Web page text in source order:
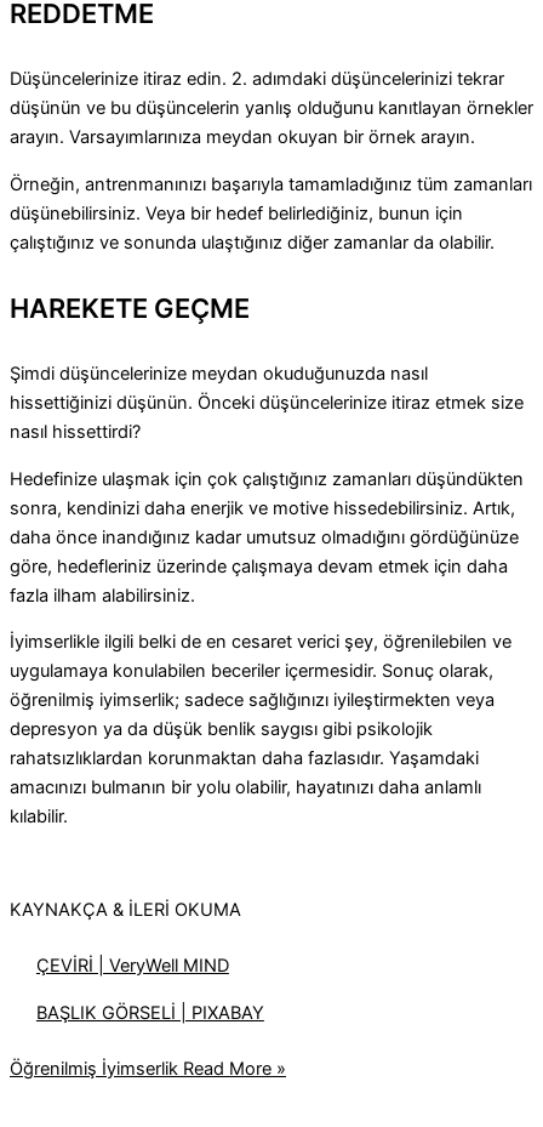
REDDETME
Düşüncelerinize itiraz edin. 2. adımdaki düşüncelerinizi tekrar
düşünün ve bu düşüncelerin yanlış olduğunu kanıtlayan örnekler
arayın. Varsayımlarınıza meydan okuyan bir örnek arayın.
Örneğin, antrenmanınızı başarıyla tamamladığınız tüm zamanları
düşünebilirsiniz. Veya bir hedef belirlediğiniz, bunun için
çalıştığınız ve sonunda ulaştığınız diğer zamanlar da olabilir.
HAREKETE GEÇME
Şimdi düşüncelerinize meydan okuduğunuzda nasıl
hissettiğinizi düşünün. Önceki düşüncelerinize itiraz etmek size
nasıl hissettirdi?
Hedefinize ulaşmak için çok çalıştığınız zamanları düşündükten
sonra, kendinizi daha enerjik ve motive hissedebilirsiniz. Artık,
daha önce inandığınız kadar umutsuz olmadığını gördüğünüze
göre, hedefleriniz üzerinde çalışmaya devam etmek için daha
fazla ilham alabilirsiniz.
İyimserlikle ilgili belki de en cesaret verici şey, öğrenilebilen ve
uygulamaya konulabilen beceriler içermesidir. Sonuç olarak,
öğrenilmiş iyimserlik; sadece sağlığınızı iyileştirmekten veya
depresyon ya da düşük benlik saygısı gibi psikolojik
rahatsızlıklardan korunmaktan daha fazlasıdır. Yaşamdaki
amacınızı bulmanın bir yolu olabilir, hayatınızı daha anlamlı
kılabilir.
KAYNAKÇA & İLERİ OKUMA
ÇEVİRİ | VeryWell MIND
BAŞLIK GÖRSELİ | PIXABAY
Öğrenilmiş İyimserlik Read More »